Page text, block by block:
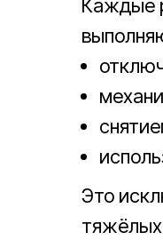
Каждые
Это
тяжёлых